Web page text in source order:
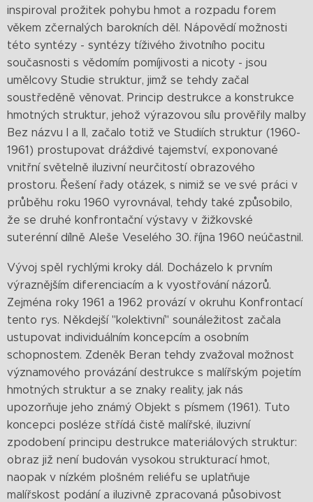
inspiroval prožitek pohybu hmot a rozpadu forem
věkem zčernalých barokních děl. Nápovědí možnosti
této syntézy - syntézy tíživého životního pocitu
současnosti s vědomím pomíjivosti a nicoty - jsou
umělcovy Studie struktur, jimž se tehdy začal
soustředěně věnovat. Princip destrukce a konstrukce
hmotných struktur, jehož výrazovou sílu prověřily malby
Bez názvu I a II, začalo totiž ve Studiích struktur (1960-
1961) prostupovat dráždivé tajemství, exponované
vnitřní světelně iluzivní neurčitostí obrazového
prostoru. Řešení řady otázek, s nimiž se ve své práci v
průběhu roku 1960 vyrovnával, tehdy také způsobilo,
že se druhé konfrontační výstavy v žižkovské
suterénní dílně Aleše Veselého 30. října 1960 neúčastnil.
Vývoj spěl rychlými kroky dál. Docházelo k prvním
výraznějším diferenciacím a k vyostřování názorů.
Zejména roky 1961 a 1962 provází v okruhu Konfrontací
tento rys. Někdejší "kolektivní" sounáležitost začala
ustupovat individuálním koncepcím a osobním
schopnostem. Zdeněk Beran tehdy zvažoval možnost
významového provázání destrukce s malířským pojetím
hmotných struktur a se znaky reality, jak nás
upozorňuje jeho známý Objekt s písmem (1961). Tuto
koncepci posléze střídá čistě malířské, iluzivní
zpodobení principu destrukce materiálových struktur:
obraz již není budován vysokou strukturací hmot,
naopak v nízkém plošném reliéfu se uplatňuje
malířskost podání a iluzivně zpracovaná působivost